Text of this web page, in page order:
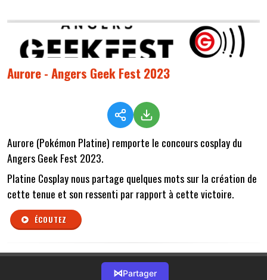
Aurore - Angers Geek Fest 2023
Aurore (Pokémon Platine) remporte le concours cosplay du
Angers Geek Fest 2023.
Platine Cosplay nous partage quelques mots sur la création de
cette tenue et son ressenti par rapport à cette victoire.
ÉCOUTEZ
⋈Partager